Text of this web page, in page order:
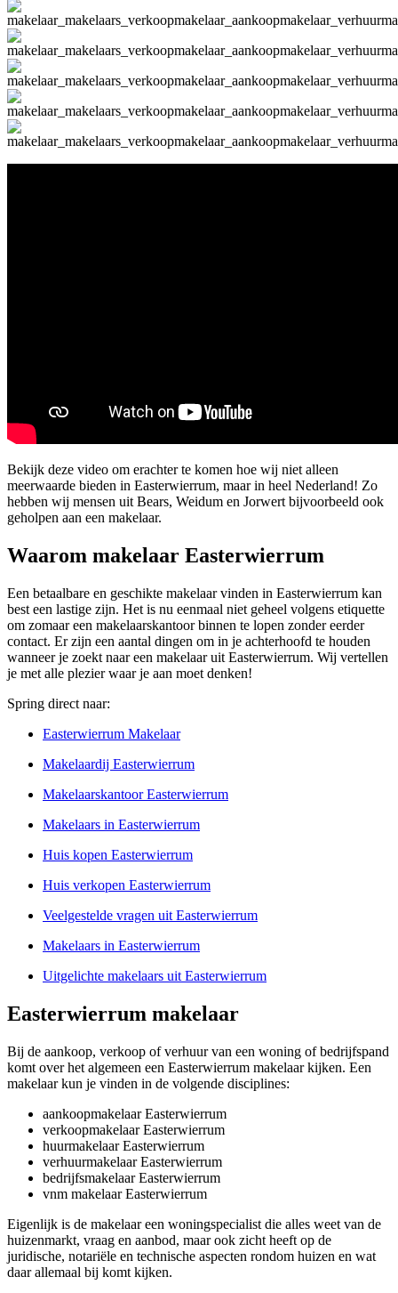
Bekijk deze video om erachter te komen hoe wij niet alleen
meerwaarde bieden in Easterwierrum, maar in heel Nederland! Zo
hebben wij mensen uit Bears, Weidum en Jorwert bijvoorbeeld ook
geholpen aan een makelaar.
Waarom makelaar Easterwierrum
Een betaalbare en geschikte makelaar vinden in Easterwierrum kan
best een lastige zijn. Het is nu eenmaal niet geheel volgens etiquette
om zomaar een makelaarskantoor binnen te lopen zonder eerder
contact. Er zijn een aantal dingen om in je achterhoofd te houden
wanneer je zoekt naar een makelaar uit Easterwierrum. Wij vertellen
je met alle plezier waar je aan moet denken!
Spring direct naar:
Easterwierrum Makelaar
Makelaardij Easterwierrum
Makelaarskantoor Easterwierrum
Makelaars in Easterwierrum
Huis kopen Easterwierrum
Huis verkopen Easterwierrum
Veelgestelde vragen uit Easterwierrum
Makelaars in Easterwierrum
Uitgelichte makelaars uit Easterwierrum
Easterwierrum makelaar
Bij de aankoop, verkoop of verhuur van een woning of bedrijfspand
komt over het algemeen een Easterwierrum makelaar kijken. Een
makelaar kun je vinden in de volgende disciplines:
aankoopmakelaar Easterwierrum
verkoopmakelaar Easterwierrum
huurmakelaar Easterwierrum
verhuurmakelaar Easterwierrum
bedrijfsmakelaar Easterwierrum
vnm makelaar Easterwierrum
Eigenlijk is de makelaar een woningspecialist die alles weet van de
huizenmarkt, vraag en aanbod, maar ook zicht heeft op de
juridische, notariële en technische aspecten rondom huizen en wat
daar allemaal bij komt kijken.